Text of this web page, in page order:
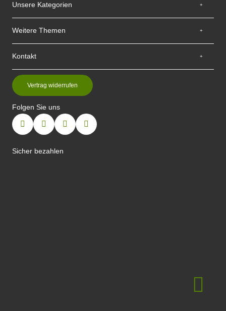
Unsere Kategorien
Weitere Themen
Kontakt
Vertrag widerrufen
Folgen Sie uns
Sicher bezahlen